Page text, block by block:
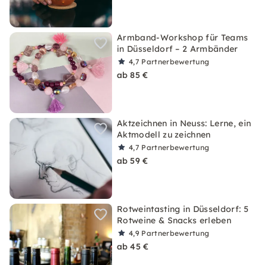
Armband-Workshop für Teams
in Düsseldorf – 2 Armbänder
4,7 Partnerbewertung
ab 85 €
Aktzeichnen in Neuss: Lerne, ein
Aktmodell zu zeichnen
4,7 Partnerbewertung
ab 59 €
Rotweintasting in Düsseldorf: 5
Rotweine & Snacks erleben
4,9 Partnerbewertung
ab 45 €